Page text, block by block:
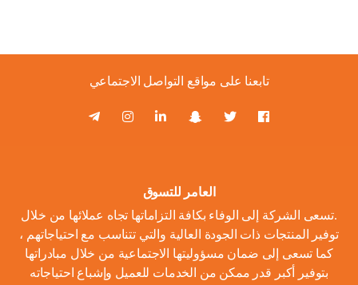
تابعنا على مواقع التواصل الاجتماعي
العامر للتسوق
.تسعى الشركة إلى الوفاء بكافة التزاماتها تجاه عملائها من خلال
توفير المنتجات ذات الجودة العالية والتي تتناسب مع احتياجاتهم ،
كما تسعى إلى ضمان مسؤوليتها الاجتماعية من خلال مبادراتها
بتوفير أكبر قدر ممكن من الخدمات للعميل وإشباع احتياجاته